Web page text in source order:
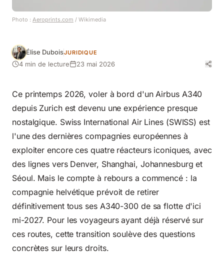
Photo : Aeroprints.com / Wikimedia
Élise DuboisJURIDIQUE
4 min de lecture 23 mai 2026
Ce printemps 2026, voler à bord d'un Airbus A340
depuis Zurich est devenu une expérience presque
nostalgique. Swiss International Air Lines (SWISS) est
l'une des dernières compagnies européennes à
exploiter encore ces quatre réacteurs iconiques, avec
des lignes vers Denver, Shanghai, Johannesburg et
Séoul. Mais le compte à rebours a commencé : la
compagnie helvétique prévoit de retirer
définitivement tous ses A340-300 de sa flotte d'ici
mi-2027. Pour les voyageurs ayant déjà réservé sur
ces routes, cette transition soulève des questions
concrètes sur leurs droits.